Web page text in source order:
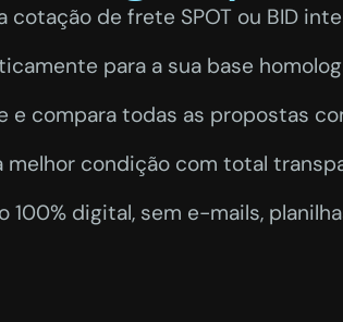
cotação de frete SPOT ou BID
para a sua base
e compara todas as propostas
melhor condição com total
100% digital, sem e-mails,